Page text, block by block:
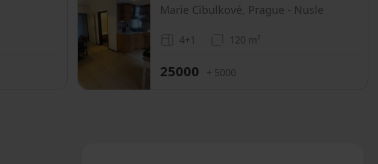
Marie Cibulkové, Prague - Nusle
4+1 120 m²
25000 + 5000